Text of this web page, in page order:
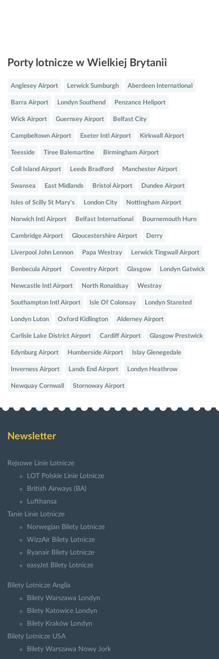
Porty lotnicze w Wielkiej Brytanii
Anglesey Airport Lerwick Sumburgh Aberdeen International
Barra Airport Londyn Southend Penzance Heliport
Wick Airport Guernsey Airport Belfast City
Campbeltown Airport Exeter Intl Airport Kirkwall Airport
Teesside Tiree Balemartine Birmingham Airport
Coll Island Airport Leeds Bradford Manchester Airport
Swansea East Midlands Bristol Airport Dundee Airport
Isles of Scilly St Mary's London City Nottingham Airport
Norwich Intl Airport Belfast International Bournemouth Hurn
Cambridge Airport Gloucestershire Airport Derry
Liverpool John Lennon Papa Westray Lerwick Tingwall Airport
Benbecula Airport Coventry Airport Glasgow Londyn Gatwick
Newcastle Intl Airport North Ronaldsay Westray
Southampton Intl Airport Isle Of Colonsay Londyn Stansted
Londyn Luton Oxford Kidlington Alderney Airport
Carlisle Lake District Airport Cardiff Airport Glasgow Prestwick
Edynburg Airport Humberside Airport Islay Glenegedale
Inverness Airport Lands End Airport Londyn Heathrow
Newquay Cornwall Stornoway Airport
Newsletter
Rejsowe Linie Lotnicze
LOT Polskie Linie Lotnicze
British Airways (BA)
Lufthansa
Tanie Linie Lotnicze
Norwegian Bilety Lotnicze
WizzAir Bilety Lotnicze
Ryanair Bilety Lotnicze
easyJet Bilety Lotnicze
Bilety Lotnicze Anglia
Bilety Warszawa Londyn
Bilety Katowice Londyn
Bilety Kraków Londyn
Bilety Lotnicze USA
Bilety Warszawa Nowy Jork